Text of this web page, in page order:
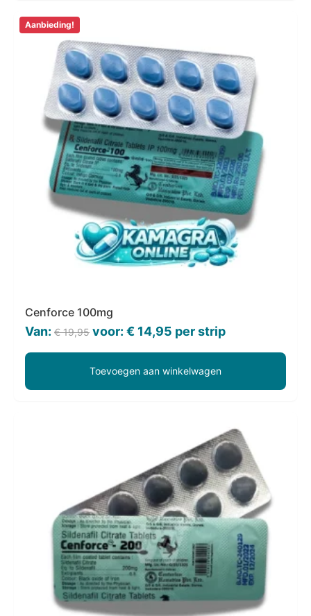
Aanbieding!
Cenforce 100mg
Van: €19,95 Oorspronkelijke
prijs
was:
€ 19,95.
voor: € 14,95 Huidige
prijs
is:
€ 14,95.
per strip
Toevoegen aan winkelwagen